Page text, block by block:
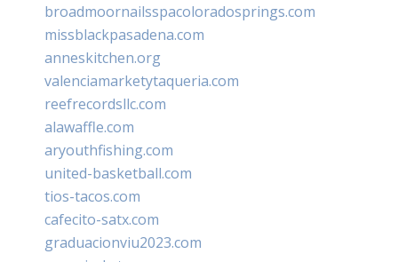
broadmoornailsspacoloradosprings.com
missblackpasadena.com
anneskitchen.org
valenciamarketytaqueria.com
reefrecordsllc.com
alawaffle.com
aryouthfishing.com
united-basketball.com
tios-tacos.com
cafecito-satx.com
graduacionviu2023.com